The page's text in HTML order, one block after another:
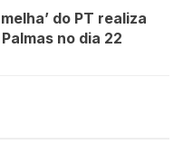
do PT realiza
no dia 22